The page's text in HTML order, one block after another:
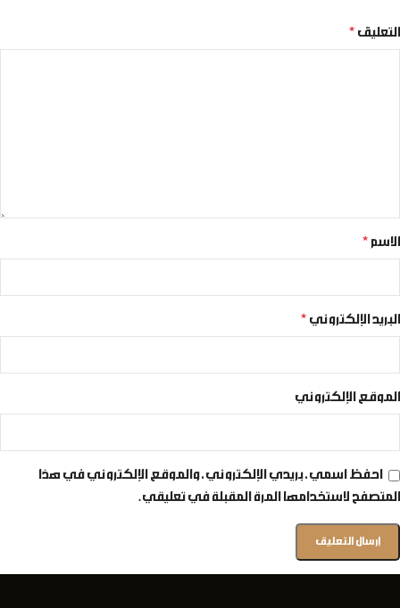
التعليق *
الاسم *
البريد الإلكتروني *
الموقع الإلكتروني
احفظ اسمي، بريدي الإلكتروني، والموقع الإلكتروني في هذا
المتصفح لاستخدامها المرة المقبلة في تعليقي.